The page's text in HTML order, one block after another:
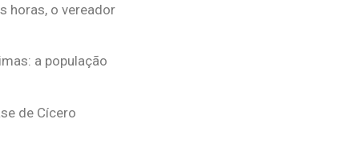
horas, o vereador
a população
de Cícero